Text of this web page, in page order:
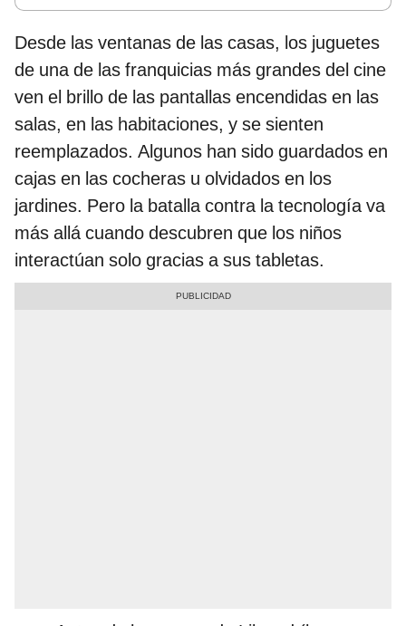
Desde las ventanas de las casas, los juguetes
de una de las franquicias más grandes del cine
ven el brillo de las pantallas encendidas en las
salas, en las habitaciones, y se sienten
reemplazados. Algunos han sido guardados en
cajas en las cocheras u olvidados en los
jardines. Pero la batalla contra la tecnología va
más allá cuando descubren que los niños
interactúan solo gracias a sus tabletas.